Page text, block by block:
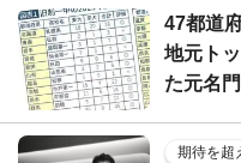
47都道
地元ト
た元名
期待を超